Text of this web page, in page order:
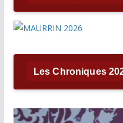
Les Chroniques